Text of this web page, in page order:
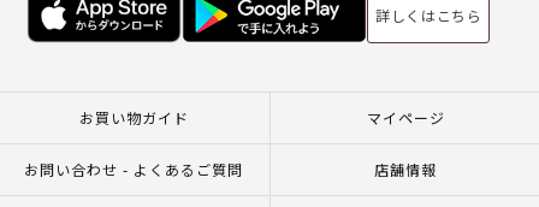
詳しくはこちら
お買い物ガイド マイページ
お問い合わせ - よくあるご質問 店舗情報